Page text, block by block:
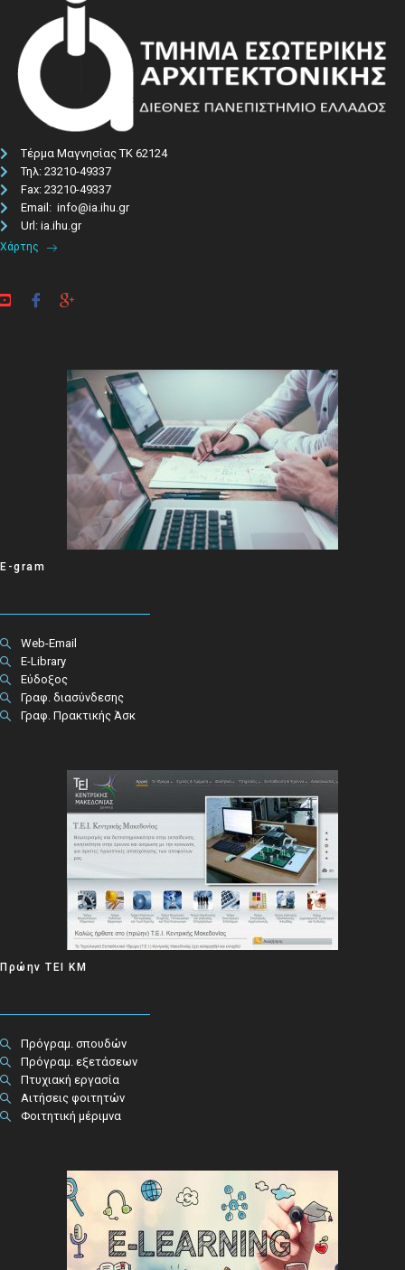
Τέρμα Μαγνησίας ΤΚ 62124
Τηλ: 23210-49337​
Fax: 23210-49337
Email: info@ia.ihu.gr
Url: ia.ihu.gr
Χάρτης
E-gram
Web-Email
E-Library
Εύδοξος
Γραφ. διασύνδεσης
Γραφ. Πρακτικής Άσκ
Πρώην ΤΕΙ ΚΜ
Πρόγραμ. σπουδών
Πρόγραμ. εξετάσεων
Πτυχιακή εργασία
Αιτήσεις φοιτητών
Φοιτητική μέριμνα